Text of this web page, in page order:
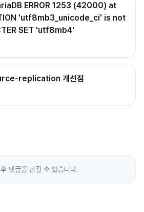
ERROR 1253 (42000) at
'utf8mb3_unicode_ci' is not
SET 'utf8mb4'
replication 개선점
후 댓글을 남길 수 있습니다.